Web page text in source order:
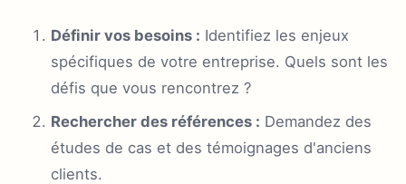
Définir vos besoins : Identifiez les enjeux
spécifiques de votre entreprise. Quels sont les
défis que vous rencontrez ?
Rechercher des références : Demandez des
études de cas et des témoignages d'anciens
clients.